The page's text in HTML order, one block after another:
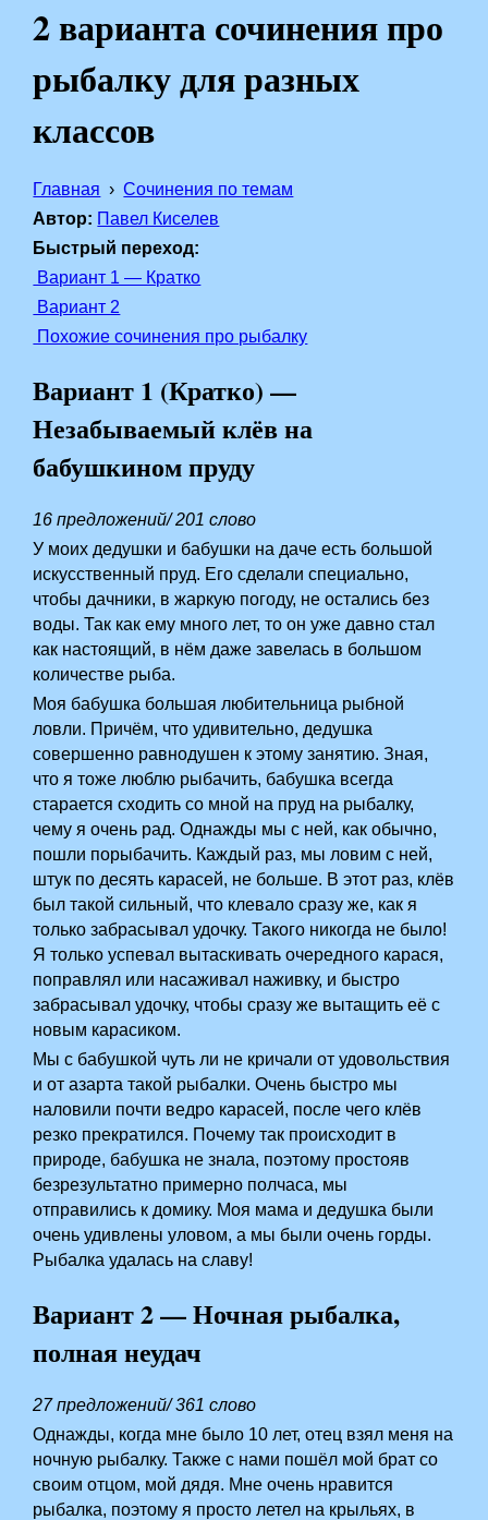
2 варианта сочинения про
рыбалку для разных
классов
Главная
Сочинения по темам
Автор: Павел Киселев
Быстрый переход:
Вариант 1 — Кратко
Вариант 2
Похожие сочинения про рыбалку
Вариант 1 (Кратко) —
Незабываемый клёв на
бабушкином пруду
16 предложений/ 201 слово
У моих дедушки и бабушки на даче есть большой
искусственный пруд. Его сделали специально,
чтобы дачники, в жаркую погоду, не остались без
воды. Так как ему много лет, то он уже давно стал
как настоящий, в нём даже завелась в большом
количестве рыба. ­
Моя бабушка большая любительница рыбной
ловли. Причём, что удивительно, дедушка
совершенно равнодушен к этому занятию. Зная,
что я тоже люблю рыбачить, бабушка всегда
старается сходить со мной на пруд на рыбалку,
чему я очень рад. Однажды мы с ней, как обычно,
пошли порыбачить. Каждый раз, мы ловим с ней,
штук по десять карасей, не больше. В этот раз, клёв
был такой сильный, что клевало сразу же, как я
только забрасывал удочку. Такого никогда не было!
Я только успевал вытаскивать очередного карася,
поправлял или насаживал наживку, и быстро
забрасывал удочку, чтобы сразу же вытащить её с
новым карасиком.
Мы с бабушкой чуть ли не кричали от удовольствия
и от азарта такой рыбалки. Очень быстро мы
наловили почти ведро карасей, после чего клёв
резко прекратился. Почему так происходит в
природе, бабушка не знала, поэтому простояв
безрезультатно примерно полчаса, мы
отправились к домику. Моя мама и дедушка были
очень удивлены уловом, а мы были очень горды.
Рыбалка удалась на славу!
Вариант 2 — Ночная рыбалка,
полная неудач
27 предложений/ 361 слово
Однажды, когда мне было 10 лет, отец взял меня на
ночную рыбалку. Также с нами пошёл мой брат со
своим отцом, мой дядя. Мне очень нравится
рыбалка, поэтому я просто летел на крыльях, в